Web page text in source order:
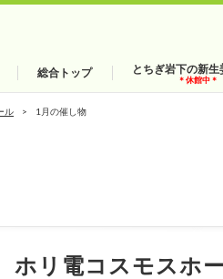
総合トップ とちぎ岩下の新生
＊休館中＊
ル 1月の催し物
ホリ電コスモスホ